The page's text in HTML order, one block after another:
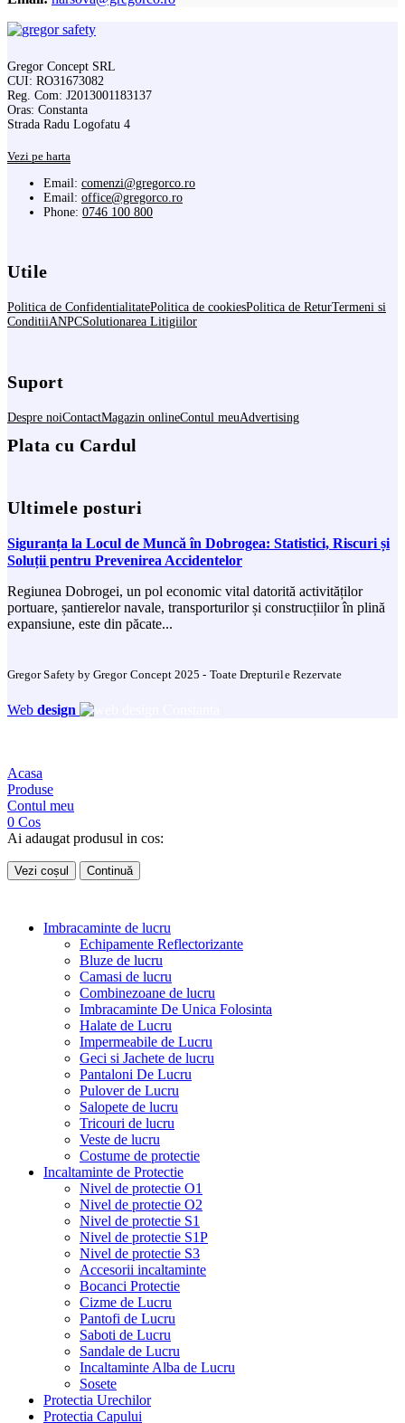
Gregor Concept SRL
CUI: RO31673082
Reg. Com: J2013001183137
Oras: Constanta
Strada Radu Logofatu 4
Vezi pe harta
Email: comenzi@gregorco.ro
Email: office@gregorco.ro
Phone: 0746 100 800
Utile
Politica de ConfidentialitatePolitica de cookiesPolitica de ReturTermeni si
ConditiiANPCSolutionarea Litigiilor
Suport
Despre noiContactMagazin onlineContul meuAdvertising
Plata cu Cardul
Ultimele posturi
Siguranța la Locul de Muncă în Dobrogea: Statistici, Riscuri și
Soluții pentru Prevenirea Accidentelor
Regiunea Dobrogei, un pol economic vital datorită activităților
portuare, șantierelor navale, transporturilor și construcțiilor în plină
expansiune, este din păcate...
Gregor Safety by Gregor Concept 2025 - Toate Drepturile Rezervate
Web design
Acasa
Produse
Contul meu
0 Cos
Ai adaugat produsul in cos:
Vezi coșul Continuă
Imbracaminte de lucru
Echipamente Reflectorizante
Bluze de lucru
Camasi de lucru
Combinezoane de lucru
Imbracaminte De Unica Folosinta
Halate de Lucru
Impermeabile de Lucru
Geci si Jachete de lucru
Pantaloni De Lucru
Pulover de Lucru
Salopete de lucru
Tricouri de lucru
Veste de lucru
Costume de protectie
Incaltaminte de Protectie
Nivel de protectie O1
Nivel de protectie O2
Nivel de protectie S1
Nivel de protectie S1P
Nivel de protectie S3
Accesorii incaltaminte
Bocanci Protectie
Cizme de Lucru
Pantofi de Lucru
Saboti de Lucru
Sandale de Lucru
Incaltaminte Alba de Lucru
Sosete
Protectia Urechilor
Protectia Capului